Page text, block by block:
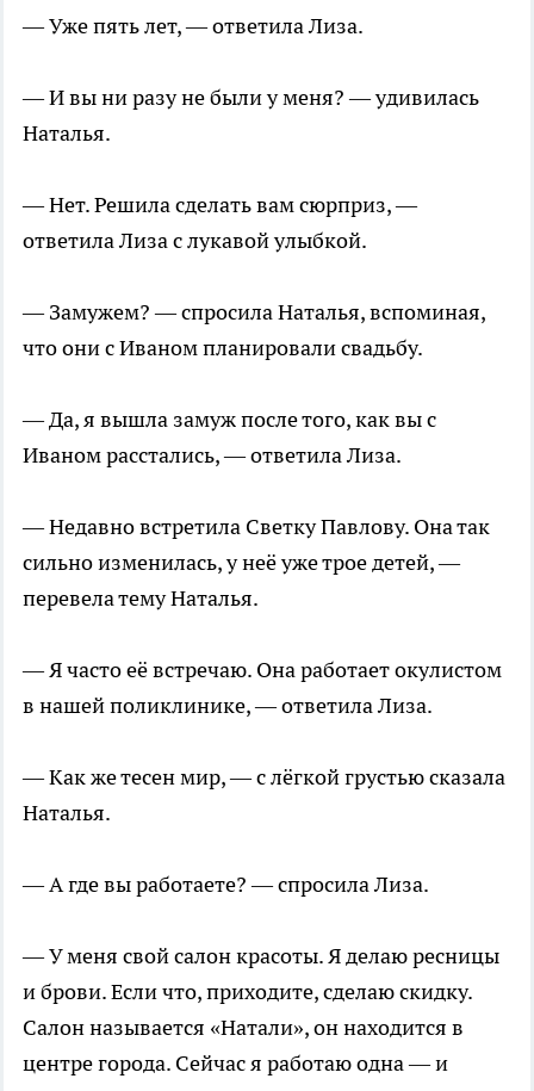
— Уже пять лет, — ответила Лиза.
— И вы ни разу не были у меня? — удивилась
Наталья.
— Нет. Решила сделать вам сюрприз, —
ответила Лиза с лукавой улыбкой.
— Замужем? — спросила Наталья, вспоминая,
что они с Иваном планировали свадьбу.
— Да, я вышла замуж после того, как вы с
Иваном расстались, — ответила Лиза.
— Недавно встретила Светку Павлову. Она так
сильно изменилась, у неё уже трое детей, —
перевела тему Наталья.
— Я часто её встречаю. Она работает окулистом
в нашей поликлинике, — ответила Лиза.
— Как же тесен мир, — с лёгкой грустью сказала
Наталья.
— А где вы работаете? — спросила Лиза.
— У меня свой салон красоты. Я делаю ресницы
и брови. Если что, приходите, сделаю скидку.
Салон называется «Натали», он находится в
центре города. Сейчас я работаю одна — и